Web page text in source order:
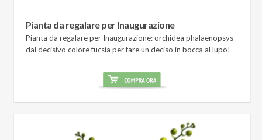
Pianta da regalare per Inaugurazione
Pianta da regalare per Inaugurazione: orchidea phalaenopsys
dal decisivo colore fucsia per fare un deciso in bocca al lupo!